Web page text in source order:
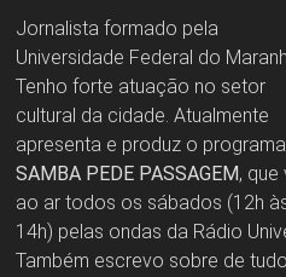
Jornalista formado pela
Universidade Federal do
Tenho forte atuação no setor
cultural da cidade. Atualmente
apresenta e produz o programa
SAMBA PEDE PASSAGEM, que
ao ar todos os sábados (12h
14h) pelas ondas da Rádio
Também escrevo sobre de